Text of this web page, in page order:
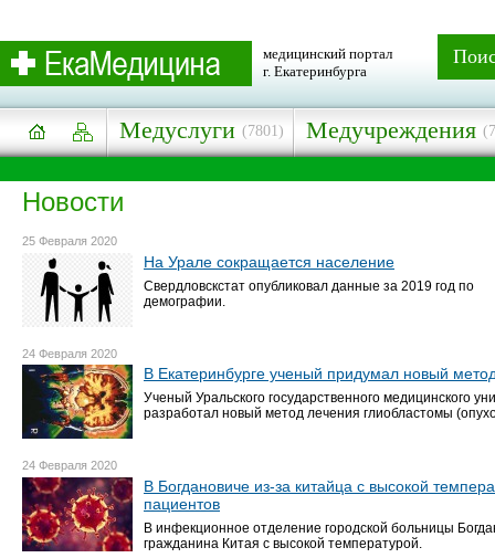
медицинский портал
г. Екатеринбурга
Медуслуги (7801) Медучреждения
Новости
25 Февраля 2020
На Урале сокращается население
Свердловскстат опубликовал данные за 2019 год по
демографии.
24 Февраля 2020
В Екатеринбурге ученый придумал новый
Ученый Уральского государственного медицинского
разработал новый метод лечения глиобластомы
24 Февраля 2020
В Богдановиче из-за китайца с высокой
пациентов
В инфекционное отделение городской больницы
гражданина Китая с высокой температурой.